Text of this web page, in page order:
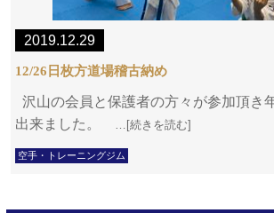
2019.12.29
12/26日枚方道場稽古納め
沢山の会員と保護者の方々が参加頂き
出来ました。
…[続きを読む]
空手・トレーニングジム